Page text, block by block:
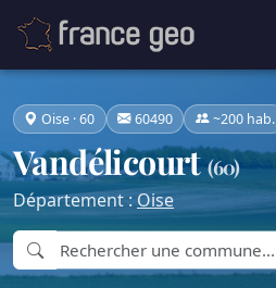
Oise · 60 60490 ~200 hab.
Vandélicourt(60)
Département : Oise